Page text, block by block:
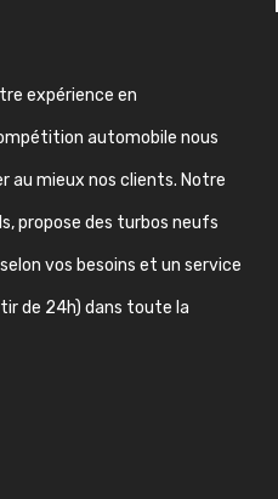
expérience en
automobile nous
au mieux nos clients. Notre
propose des turbos neufs
vos besoins et un service
de 24h) dans toute la